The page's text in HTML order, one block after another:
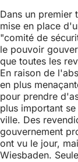
Dans un premier
mise en place
"comité de
le pouvoir
que toutes les
En raison de
en plus
pour prendre
plus important
ville. Des
gouvernement
ont vu le jour,
Wiesbaden.